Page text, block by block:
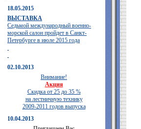
18.05.2015
ВЫСТАВКА
Седьмой международный военно-
морской салон пройдет в Санкт-
Петербурге в июле 2015 года
02.10.2013
Внимание!
Акция
Скидка от 25 до 35 %
на лестничную технику
2009-2011 годов выпуска
10.04.2013